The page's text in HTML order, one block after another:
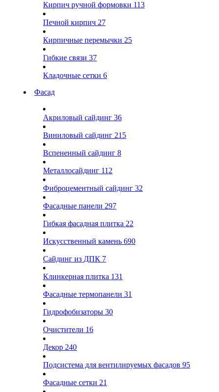
Кирпич ручной формовки 113
Печной кирпич 27
Кирпичные перемычки 25
Гибкие связи 37
Кладочные сетки 6
Фасад
Акриловый сайдинг 36
Виниловый сайдинг 215
Вспененный сайдинг 8
Металлосайдинг 112
Фиброцементный сайдинг 32
Фасадные панели 297
Гибкая фасадная плитка 22
Искусственный камень 690
Сайдинг из ДПК 7
Клинкерная плитка 131
Фасадные термопанели 31
Гидрофобизаторы 30
Очистители 16
Декор 240
Подсистема для вентилируемых фасадов 95
Фасадные сетки 21